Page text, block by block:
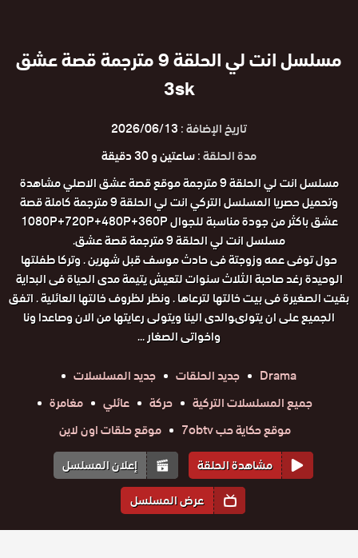
مسلسل انت لي الحلقة 9 مترجمة قصة عشق
3sk
تاريخ الإضافة :2026/06/13
مدة الحلقة :ساعتين و 30 دقيقة
مسلسل انت لي الحلقة 9 مترجمة موقع قصة عشق الاصلي مشاهدة
وتحميل حصريا المسلسل التركي انت لي الحلقة 9 مترجمة كاملة قصة
عشق باكثر من جودة مناسبة للجوال 1080P+720P+480P+360P
مسلسل انت لي الحلقة 9 مترجمة قصة عشق.
حول توفى عمه وزوجتة فى حادث موسف قبل شهرين . وتركا طفلتها
الوحيدة رغد صاحبة الثلاث سنوات لتعيش يتيمة مدى الحياة فى البداية
بقيت الصغيرة فى بيت خالتها لترعاها . ونظر لظروف خالتها العائلية . اتفق
الجميع على ان يتولىوالدى الينا ويتولى رعايتها من الان وصاعدا ونا
واخواتى الصغار ...
Drama
جديد الحلقات
جديد المسلسلات
جميع المسلسلات التركية
حركة عائلي
مغامرة
موقع حكاية حب 7obtv
موقع حلقات اون لاين
مشاهدة الحلقة
إعلان المسلسل
عرض المسلسل